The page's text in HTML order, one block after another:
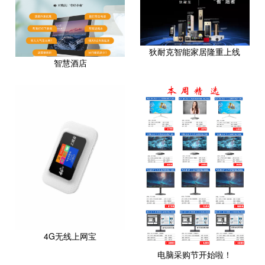
智慧酒店
狄耐克智能家居隆重上线
4G无线上网宝
电脑采购节开始啦！